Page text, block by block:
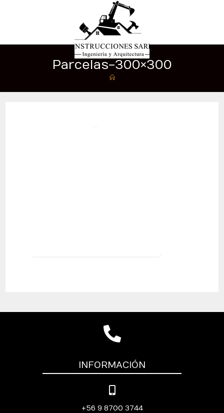
Parcelas-300×300
INFORMACIÓN
+56 9 8700 3744